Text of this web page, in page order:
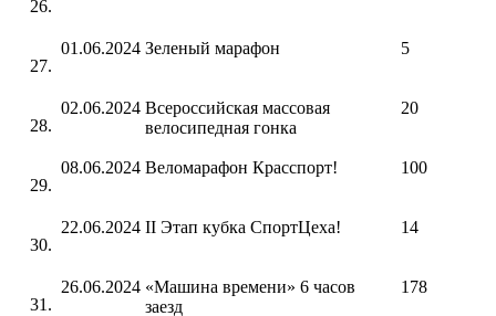
01.06.2024 Зеленый марафон 5
02.06.2024 Всероссийская массовая
велосипедная гонка
20
08.06.2024 Веломарафон Красспорт! 100
22.06.2024 II Этап кубка СпортЦеха! 14
26.06.2024 «Машина времени» 6 часов
заезд
178